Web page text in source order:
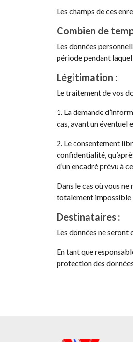
Les champs de ces
Combien de
Les données
période pendant
Légitimation :
Le traitement de vos
1. La demande
cas, avant un éventuel
2. Le consentement
confidentialité,
d’un encadré prévu à
Dans le cas où vous
totalement impossible
Destinataires :
Les données ne
En tant que
protection des